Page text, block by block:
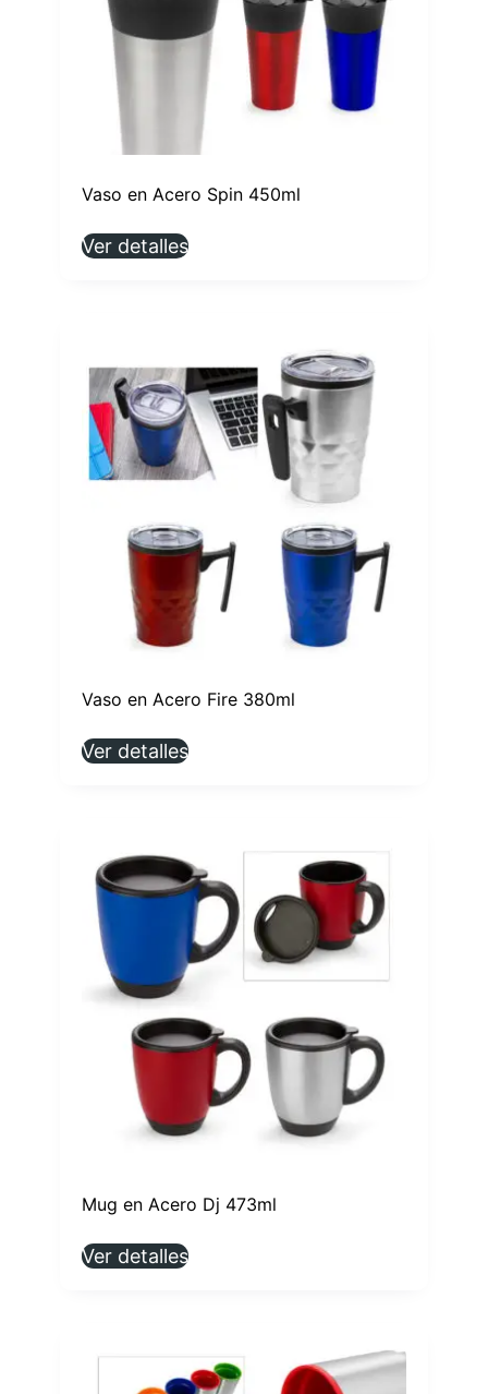
Vaso en Acero Spin 450ml
Ver detalles
Vaso en Acero Fire 380ml
Ver detalles
Mug en Acero Dj 473ml
Ver detalles